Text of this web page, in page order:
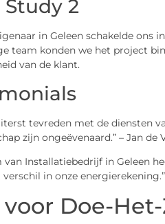
Study 2
in Geleen schakelde
team konden we het project
van de klant.
tevreden met de diensten
zijn ongeëvenaard.” – Jan de
van Installatiebedrijf in Geleen
in onze
voor Doe-